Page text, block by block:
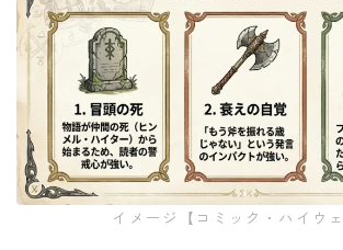
イメージ【コミック・ハイウェ